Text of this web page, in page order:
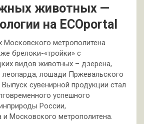
животных —
на ECOportal
Московского метрополитена
брелоки-«тройки» с
видов животных – дзерена,
леопарда, лошади Пржевальского
сувенирной продукции стал
успешного
России,
Московского метрополитена.